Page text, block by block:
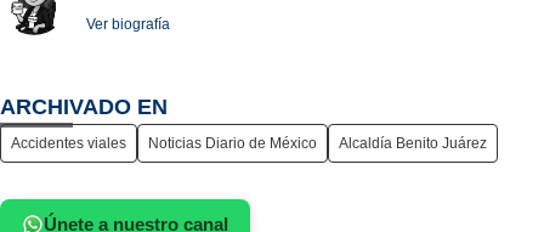
Ver biografía
ARCHIVADO EN
Accidentes viales Noticias Diario de México Alcaldía Benito Juárez
Únete a nuestro canal